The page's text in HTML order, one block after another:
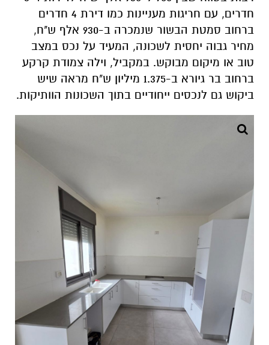
חדרים, עם חריגות מעניינות כמו דירת 4 חדרים
ברחוב סמטת הבשור שנמכרה ב-930 אלף ש"ח,
מחיר גבוה יחסית לשכונה, המעיד על נכס במצב
טוב או מיקום מבוקש. במקביל, וילה צמודת קרקע
ברחוב בר גיורא ב-1.375 מיליון ש"ח מראה שיש
ביקוש גם לנכסים ייחודיים בתוך השכונות הוותיקות.